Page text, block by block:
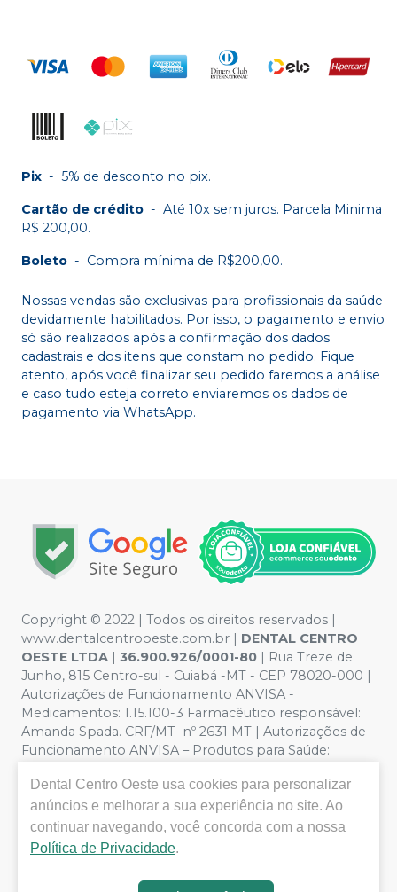
Pix - 5% de desconto no pix.
Cartão de crédito - Até 10x sem juros. Parcela Minima
R$ 200,00.
Boleto - Compra mínima de R$200,00.
Nossas vendas são exclusivas para profissionais da saúde
devidamente habilitados. Por isso, o pagamento e envio
só são realizados após a confirmação dos dados
cadastrais e dos itens que constam no pedido. Fique
atento, após você finalizar seu pedido faremos a análise
e caso tudo esteja correto enviaremos os dados de
pagamento via WhatsApp.
Copyright © 2022 | Todos os direitos reservados |
www.dentalcentrooeste.com.br | DENTAL CENTRO
OESTE LTDA | 36.900.926/0001-80 | Rua Treze de
Junho, 815 Centro-sul - Cuiabá -MT - CEP 78020-000 |
Autorizações de Funcionamento ANVISA -
Medicamentos: 1.15.100-3 Farmacêutico responsável:
Amanda Spada. CRF/MT nº 2631 MT | Autorizações de
Funcionamento ANVISA – Produtos para Saúde:
Segurança - Fotos meramente ilustrativas - Os preços e
condições da loja virtual estão sujeitos a alterações. Em
caso de divergência de preços no site, o valor válido é o
do Carrinho de Compra. Não vendemos por atacado,
compras de grandes volumes pelo site.
Dental Centro Oeste usa cookies para personalizar
anúncios e melhorar a sua experiência no site. Ao
continuar navegando, você concorda com a nossa
Política de Privacidade.